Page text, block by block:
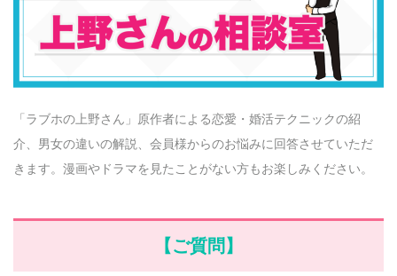
「ラブホの上野さん」原作者による恋愛・婚活テクニックの紹
介、男女の違いの解説、会員様からのお悩みに回答させていただ
きます。漫画やドラマを見たことがない方もお楽しみください。
【ご質問】